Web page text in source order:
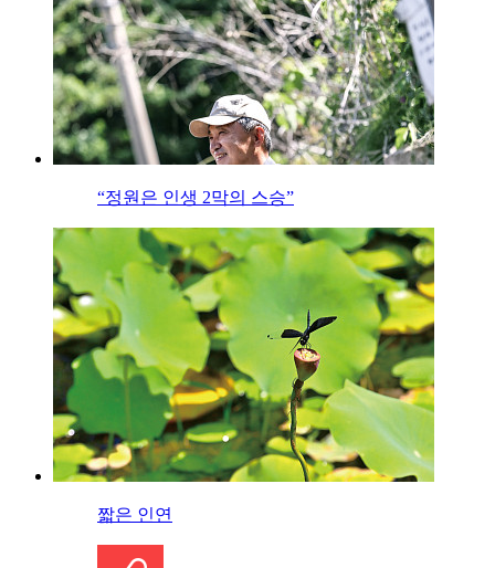
“정원은 인생 2막의 스승”
짧은 인연